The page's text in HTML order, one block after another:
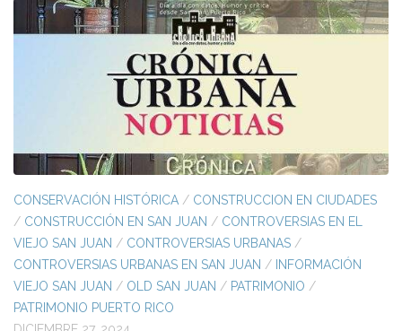
CONSERVACIÓN HISTÓRICA / CONSTRUCCION EN CIUDADES
/ CONSTRUCCIÓN EN SAN JUAN / CONTROVERSIAS EN EL
VIEJO SAN JUAN / CONTROVERSIAS URBANAS /
CONTROVERSIAS URBANAS EN SAN JUAN / INFORMACIÓN
VIEJO SAN JUAN / OLD SAN JUAN / PATRIMONIO /
PATRIMONIO PUERTO RICO